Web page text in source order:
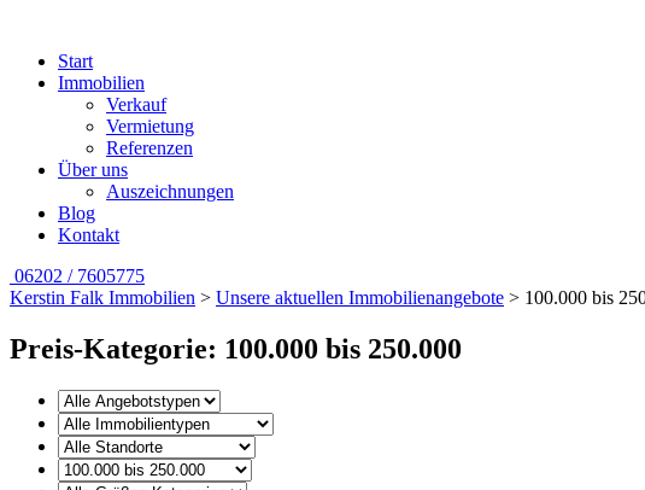
Start
Immobilien
Verkauf
Vermietung
Referenzen
Über uns
Auszeichnungen
Blog
Kontakt
06202 / 7605775
Kerstin Falk Immobilien > Unsere aktuellen Immobilienangebote > 100.000 bis
Preis-Kategorie: 100.000 bis 250.000